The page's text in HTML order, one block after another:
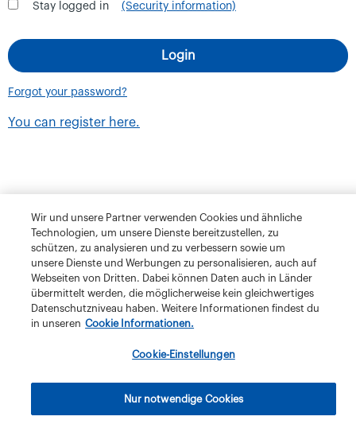
Stay logged in (Security information)
Forgot your password?
You can register here.
Privacy Policy
The Migros Group Legal Notice
Wir und unsere Partner verwenden Cookies und ähnliche
Technologien, um unsere Dienste bereitzustellen, zu
schützen, zu analysieren und zu verbessern sowie um
unsere Dienste und Werbungen zu personalisieren, auch auf
Webseiten von Dritten. Dabei können Daten auch in Länder
übermittelt werden, die möglicherweise kein gleichwertiges
Datenschutzniveau haben. Weitere Informationen findest du
in unseren Cookie Informationen.
Cookie-Einstellungen
Nur notwendige Cookies